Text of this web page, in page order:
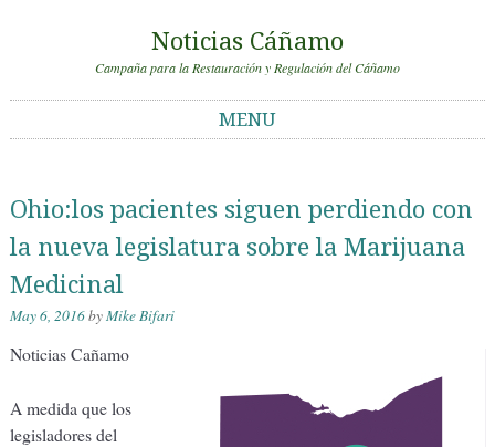
Noticias Cáñamo
Campaña para la Restauración y Regulación del Cáñamo
MENU
Ohio:los pacientes siguen perdiendo con
la nueva legislatura sobre la Marijuana
Medicinal
May 6, 2016byMike Bifari
Noticias Cañamo
A medida que los
legisladores del